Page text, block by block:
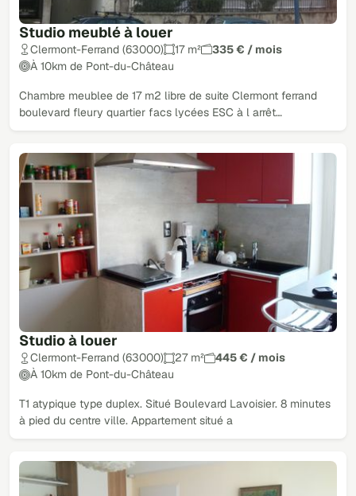
Studio meublé à louer
Clermont-Ferrand (63000) 17 m²
335 € / mois
À 10km de Pont-du-Château
Chambre meublee de 17 m2 libre de suite Clermont ferrand
boulevard fleury quartier facs lycées ESC à l arrêt…
Studio à louer
Clermont-Ferrand (63000) 27 m²
445 € / mois
À 10km de Pont-du-Château
T1 atypique type duplex. Situé Boulevard Lavoisier. 8 minutes
à pied du centre ville. Appartement situé a